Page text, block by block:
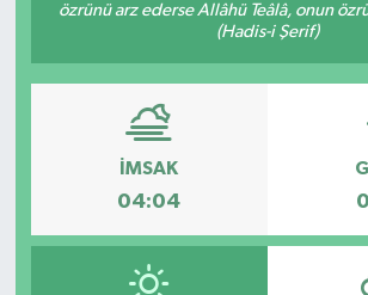
özrünü arz ederse Allâhü Teâlâ, onun
(Hadis-i Şerif)
İMSAK
04:04